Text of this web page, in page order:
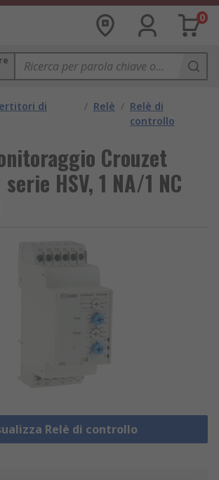
0
di
/ Relè / Relè di
controllo
Crouzet
HSV, 1 NA/1 NC
Relè di controllo